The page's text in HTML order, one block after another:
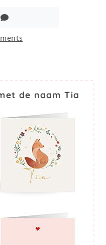
de naam Tia